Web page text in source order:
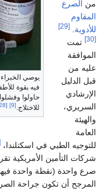
يوصي الخبراء
فيه بقوة
حاولوا
للاختلاج.[9]
[28]
من الصرع
المقاوم
للأدوية
[29]
[30]
تمت
الموافقة
عليه من
قبل الدليل
الإرشادي
السريري،
والهيئة
العامة
للتوجيه الطبي في اسكتلندا،
شركات التأمين الأمريكية
صرع واحدة (نقطة واحدة
المرجح أن تكون جراحة